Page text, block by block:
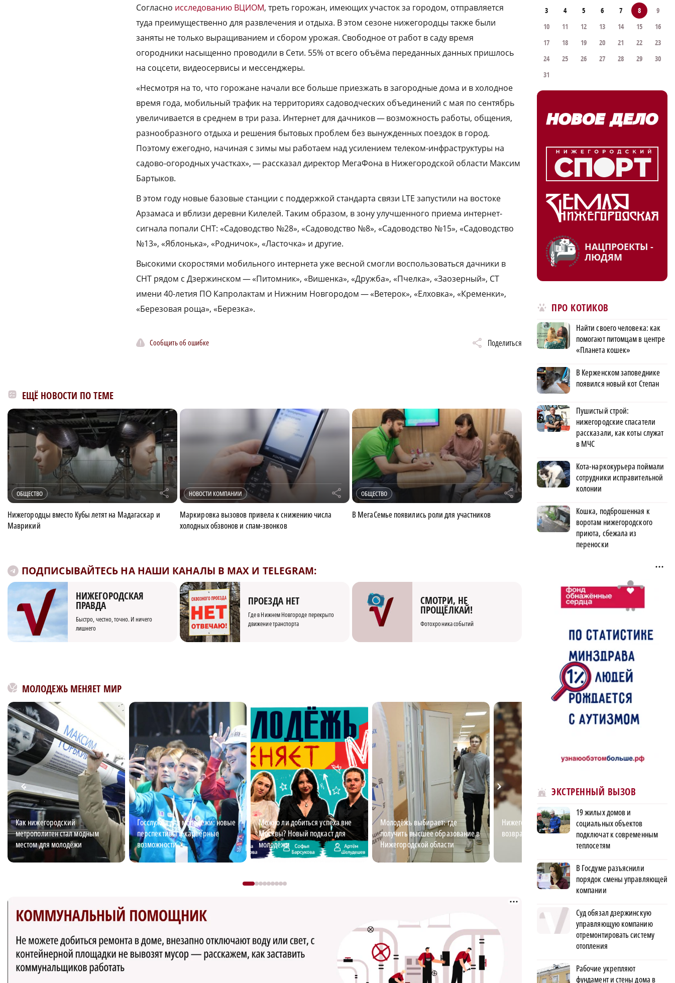
Согласно исследованию ВЦИОМ, треть горожан, имеющих участок за городом, отправляется
туда преимущественно для развлечения и отдыха. В этом сезоне нижегородцы также были
заняты не только выращиванием и сбором урожая. Свободное от работ в саду время
огородники насыщенно проводили в Сети. 55% от всего объёма переданных данных пришлось
на соцсети, видеосервисы и мессенджеры.
«Несмотря на то, что горожане начали все больше приезжать в загородные дома и в холодное
время года, мобильный трафик на территориях садоводческих объединений с мая по сентябрь
увеличивается в среднем в три раза. Интернет для дачников — возможность работы, общения,
разнообразного отдыха и решения бытовых проблем без вынужденных поездок в город.
Поэтому ежегодно, начиная с зимы мы работаем над усилением телеком-инфраструктуры на
садово-огородных участках», — рассказал директор МегаФона в Нижегородской области Максим
Бартыков.
В этом году новые базовые станции с поддержкой стандарта связи LTE запустили на востоке
Арзамаса и вблизи деревни Килелей. Таким образом, в зону улучшенного приема интернет-
сигнала попали СНТ: «Садоводство №28», «Садоводство №8», «Садоводство №15», «Садоводство
№13», «Яблонька», «Родничок», «Ласточка» и другие.
Высокими скоростями мобильного интернета уже весной смогли воспользоваться дачники в
СНТ рядом с Дзержинском — «Питомник», «Вишенка», «Дружба», «Пчелка», «Заозерный», СТ
имени 40-летия ПО Капролактам и Нижним Новгородом — «Ветерок», «Елховка», «Кременки»,
«Березовая роща», «Березка».
Сообщить об ошибке Поделиться
ЕЩЁ НОВОСТИ ПО ТЕМЕ
ОБЩЕСТВО r
Нижегородцы вместо Кубы летят на Мадагаскар и
Маврикий
НОВОСТИ КОМПАНИИ r
Маркировка вызовов привела к снижению числа
холодных обзвонов и спам-звонков
ОБЩЕСТВО r
В МегаСемье появились роли для участников
ПОДПИСЫВАЙТЕСЬ НА НАШИ КАНАЛЫ В MAX И TELEGRAM:
НИЖЕГОРОДСКАЯ
ПРАВДА
Быстро, честно, точно. И ничего
лишнего
ПРОЕЗДА НЕТ
Где в Нижнем Новгороде перекрыто
движение транспорта
СМОТРИ, НЕ
ПРОЩЁЛКАЙ!
Фотохроника событий
МОЛОДЕЖЬ МЕНЯЕТ МИР
Как нижегородский
метрополитен стал модным
местом для молодёжи
Госслужба для молодежи: новые
перспективы и карьерные
возможности
Можно ли добиться успеха вне
Москвы? Новый подкаст для
молодёжи
Молодёжь выбирает: где
получить высшее образование в
Нижегородской области
Нижегородский врач
возвращает людям зрение
Лучший
пытается
3
4 5 6 7 8
9
10
11 12 13 14 15
16
17
18 19 20 21 22
23
24
25 26 27 28 29
30
31
НАЦПРОЕКТЫ -
ЛЮДЯМ
ПРО КОТИКОВ
Найти своего человека: как
помогают питомцам в центре
«Планета кошек»
В Керженском заповеднике
появился новый кот Степан
Пушистый строй:
нижегородские спасатели
рассказали, как коты служат
в МЧС
Кота-наркокурьера поймали
сотрудники исправительной
колонии
Кошка, подброшенная к
воротам нижегородского
приюта, сбежала из
переноски
ЭКСТРЕННЫЙ ВЫЗОВ
19 жилых домов и
социальных объектов
подключат к современным
теплосетям
В Госдуме разъяснили
порядок смены управляющей
компании
Суд обязал дзержинскую
управляющую компанию
отремонтировать систему
отопления
Рабочие укрепляют
фундамент и стены дома в